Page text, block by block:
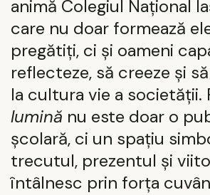
animă Colegiul Național
care nu doar formează
pregătiți, ci și oameni
reflecteze, să creeze și
la cultura vie a societății.
lumină nu este doar o
școlară, ci un spațiu
trecutul, prezentul și
întâlnesc prin forța